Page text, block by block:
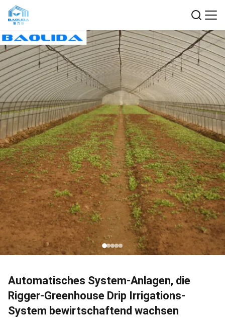
Automatisches System-Anlagen, die
Rigger-Greenhouse Drip Irrigations-
System bewirtschaftend wachsen